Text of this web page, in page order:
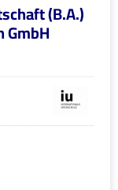
(B.A.)